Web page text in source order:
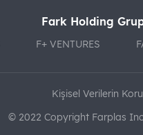
Fark Holding
F+ VENTURES
Kişisel Verilerin
© 2022 Copyright Farplas